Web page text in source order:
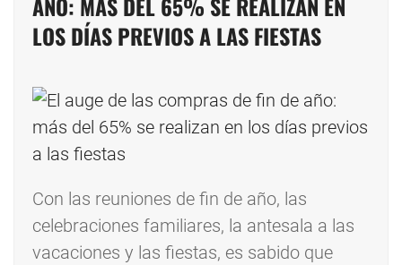
AÑO: MÁS DEL 65% SE REALIZAN EN
LOS DÍAS PREVIOS A LAS FIESTAS
Con las reuniones de fin de año, las
celebraciones familiares, la antesala a las
vacaciones y las fiestas, es sabido que